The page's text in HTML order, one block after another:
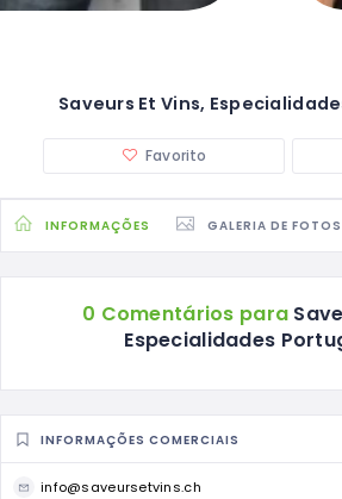
Saveurs Et Vins,
Favorito
INFORMAÇÕES GALERIA DE FOTOS
0 Comentários para
Especialidades
INFORMAÇÕES COMERCIAIS
info@saveursetvins.ch